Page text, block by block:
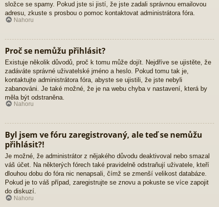
složce se spamy. Pokud jste si jistí, že jste zadali správnou emailovou
adresu, zkuste s prosbou o pomoc kontaktovat administrátora fóra.
Nahoru
Proč se nemůžu přihlásit?
Existuje několik důvodů, proč k tomu může dojít. Nejdříve se ujistěte, že
zadáváte správné uživatelské jméno a heslo. Pokud tomu tak je,
kontaktujte administrátora fóra, abyste se ujistili, že jste nebyli
zabanováni. Je také možné, že je na webu chyba v nastavení, která by
měla být odstraněna.
Nahoru
Byl jsem ve fóru zaregistrovaný, ale teď se nemůžu
přihlásit?!
Je možné, že administrátor z nějakého důvodu deaktivoval nebo smazal
váš účet. Na některých fórech také pravidelně odstraňují uživatele, kteří
dlouhou dobu do fóra nic nenapsali, čímž se zmenší velikost databáze.
Pokud je to váš případ, zaregistrujte se znovu a pokuste se více zapojit
do diskuzí.
Nahoru